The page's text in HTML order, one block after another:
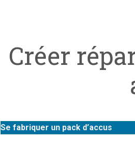
Créer
Se fabriquer un pack d’accus